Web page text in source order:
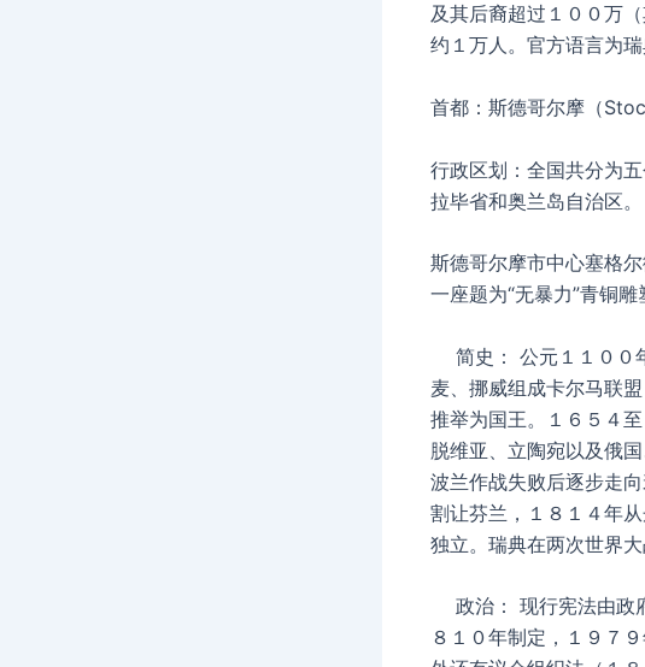
及其后裔超过１００万
约１万人。官方语言为
首都：斯德哥尔摩（
行政区划：全国共分为
拉毕省和奥兰岛自治区。
斯德哥尔摩市中心塞格
一座题为“无暴力”青铜雕
简史： 公元１１００
麦、挪威组成卡尔马联
推举为国王。１６５４
脱维亚、立陶宛以及俄
波兰作战失败后逐步走
割让芬兰，１８１４年
独立。瑞典在两次世界
政治： 现行宪法由政
８１０年制定，１９７